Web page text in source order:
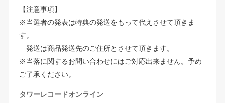
【注意事項】
※当選者の発表は特典の発送をもって代えさせて頂きま
す。
発送は商品発送先のご住所とさせて頂きます。
※当落に関するお問い合わせにはご対応出来ません。予め
ご了承ください。
タワーレコードオンライン